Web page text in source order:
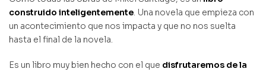
construido inteligentemente. Una novela que empieza con
un acontecimiento que nos impacta y que no nos suelta
hasta el final de la novela.
Es un libro muy bien hecho con el que disfrutaremos de la